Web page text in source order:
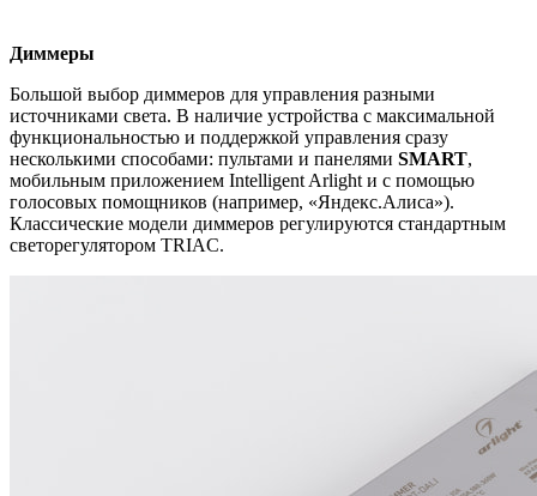
Диммеры
Большой выбор диммеров для управления разными
источниками света. В наличие устройства с максимальной
функциональностью и поддержкой управления сразу
несколькими способами: пультами и панелями SMART,
мобильным приложением Intelligent Arlight и с помощью
голосовых помощников (например, «Яндекс.Алиса»).
Классические модели диммеров регулируются стандартным
светорегулятором TRIAC.